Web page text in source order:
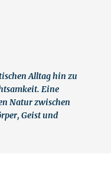
Alltag hin zu
Eine
Natur zwischen
Geist und